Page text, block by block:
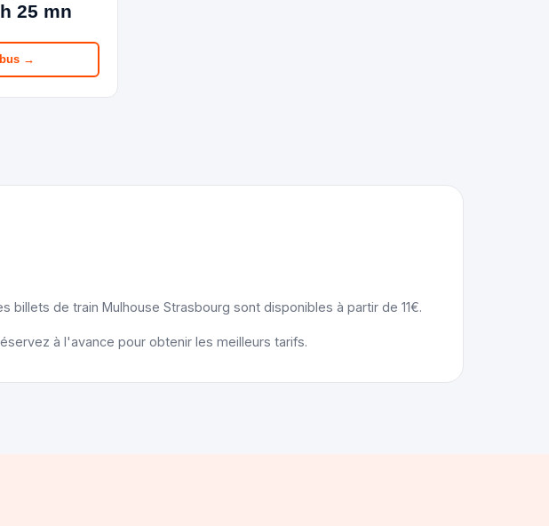
25 mn
→
de train Mulhouse Strasbourg sont disponibles à partir de 11€.
à l'avance pour obtenir les meilleurs tarifs.